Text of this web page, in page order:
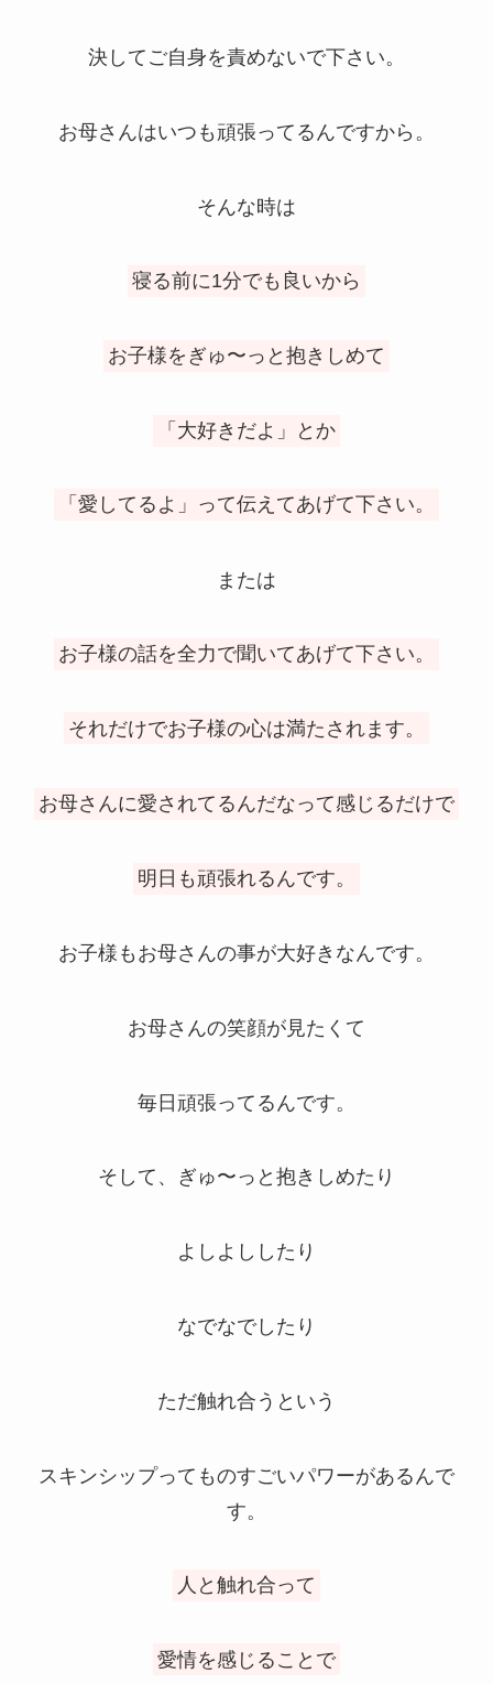
決してご自身を責めないで下さい。
お母さんはいつも頑張ってるんですから。
そんな時は
寝る前に1分でも良いから
お子様をぎゅ〜っと抱きしめて
「大好きだよ」とか
「愛してるよ」って伝えてあげて下さい。
または
お子様の話を全力で聞いてあげて下さい。
それだけでお子様の心は満たされます。
お母さんに愛されてるんだなって感じるだけで
明日も頑張れるんです。
お子様もお母さんの事が大好きなんです。
お母さんの笑顔が見たくて
毎日頑張ってるんです。
そして、ぎゅ〜っと抱きしめたり
よしよししたり
なでなでしたり
ただ触れ合うという
スキンシップってものすごいパワーがあるんで
す。
人と触れ合って
愛情を感じることで